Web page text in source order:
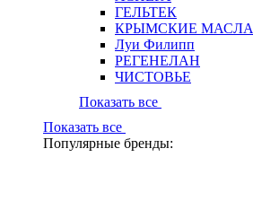
ГЕЛЬТЕК
КРЫМСКИЕ МАСЛА
Луи Филипп
РЕГЕНЕЛАН
ЧИСТОВЬЕ
Показать все
Показать все
Популярные бренды: